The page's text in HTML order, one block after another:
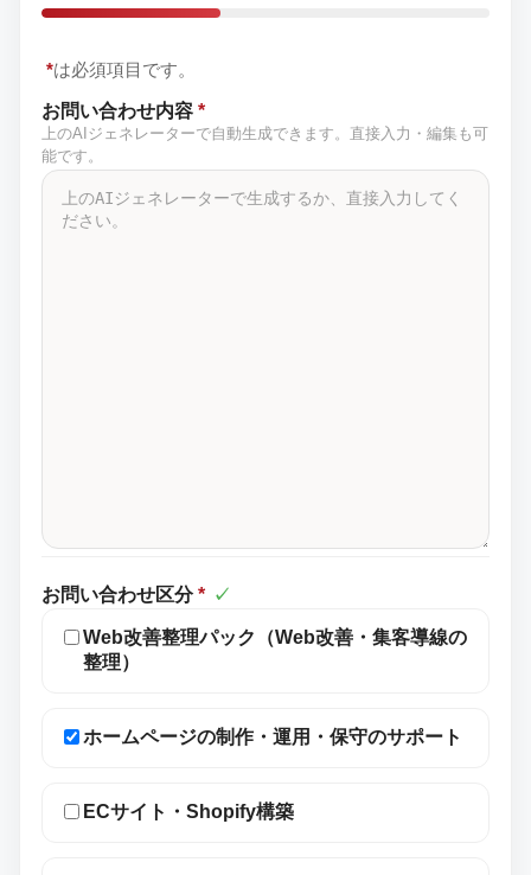
*は必須項目です。
お問い合わせ内容 *
上のAIジェネレーターで自動生成できます。直接入力・編集も可
能です。
お問い合わせ区分 * ✓
Web改善整理パック（Web改善・集客導線の
整理）
ホームページの制作・運用・保守のサポート
ECサイト・Shopify構築